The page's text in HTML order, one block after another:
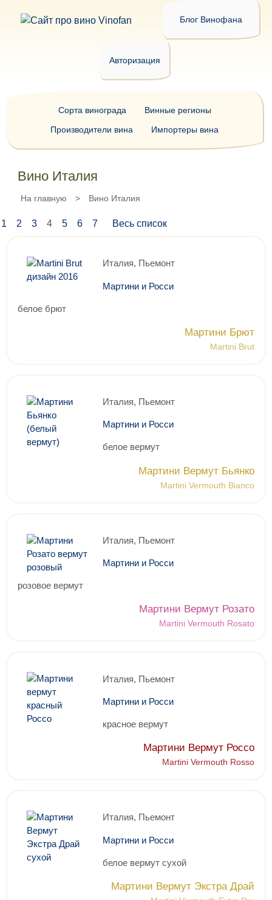
Блог Винофана
Авторизация
Вино Италия
На главную > Вино Италия
1 2 3 4 5 6 7 Весь список
Италия, Пьемонт
Мартини и Росси
белое брют
Мартини Брют
Martini Brut
Италия, Пьемонт
Мартини и Росси
белое вермут
Мартини Вермут Бьянко
Martini Vermouth Bianco
Италия, Пьемонт
Мартини и Росси
розовое вермут
Мартини Вермут Розато
Martini Vermouth Rosato
Италия, Пьемонт
Мартини и Росси
красное вермут
Мартини Вермут Россо
Martini Vermouth Rosso
Италия, Пьемонт
Мартини и Росси
белое вермут сухой
Мартини Вермут Экстра Драй
Сорта винограда
Винные регионы
Производители вина
Импортеры вина